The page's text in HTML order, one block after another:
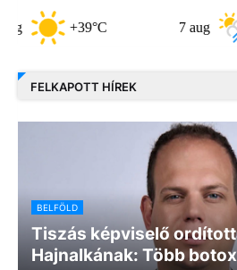
7 aug +33°C
FELKAPOTT HÍREK
BELFÖLD
Tiszás képviselő
Hajnalkának: Több